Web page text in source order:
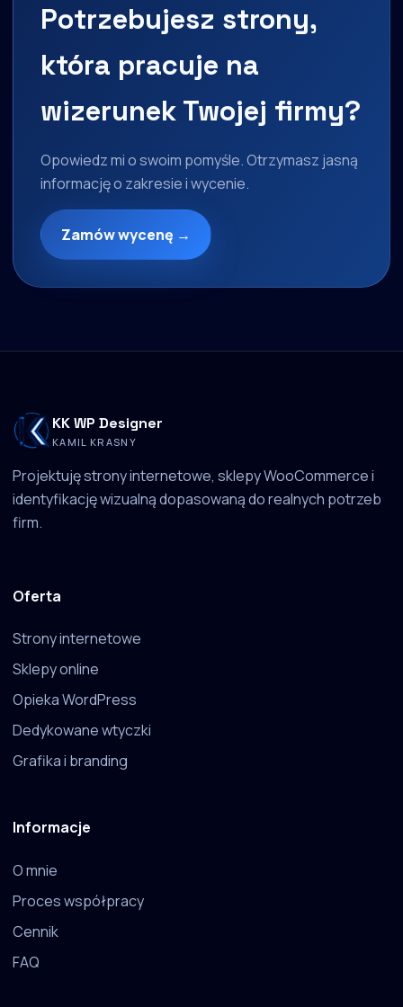
Potrzebujesz strony,
która pracuje na
wizerunek Twojej firmy?
Opowiedz mi o swoim pomyśle. Otrzymasz jasną
informację o zakresie i wycenie.
Zamów wycenę →
KK WP Designer
KAMIL KRASNY
Projektuję strony internetowe, sklepy WooCommerce i
identyfikację wizualną dopasowaną do realnych potrzeb
firm.
Oferta
Strony internetowe
Sklepy online
Opieka WordPress
Dedykowane wtyczki
Grafika i branding
Informacje
O mnie
Proces współpracy
Cennik
FAQ